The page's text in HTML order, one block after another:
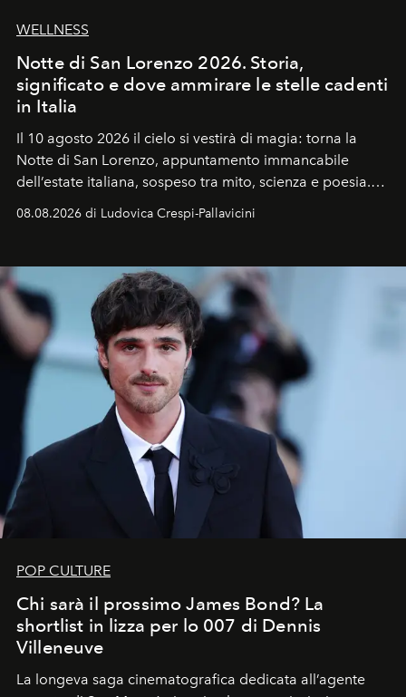
WELLNESS
Notte di San Lorenzo 2026. Storia,
significato e dove ammirare le stelle cadenti
in Italia
Il 10 agosto 2026 il cielo si vestirà di magia: torna la
Notte di San Lorenzo, appuntamento immancabile
dell’estate italiana, sospeso tra mito, scienza e poesia.
celeste per seguire il passaggio delle
all’universo i desideri più segreti
08.08.2026 di Ludovica Crespi-Pallavicini
POP CULTURE
Chi sarà il prossimo James Bond? La
shortlist in lizza per lo 007 di Dennis
Villeneuve
La longeva saga cinematografica dedicata all’agente